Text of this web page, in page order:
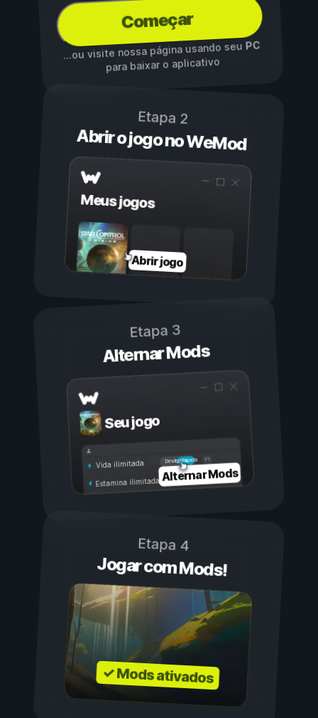
Começar
...ou visite nossa página usando seuPC
para baixar o aplicativo
Etapa 2
Abrir o jogo no WeMod
Meus jogos
Abrir jogo
Etapa 3
Alternar Mods
Seu jogo
Ligada
Desligada
Vida ilimitada
Estamina ilimitadaAlternar Mods
Etapa 4
Jogar com Mods!
✓ Mods ativados